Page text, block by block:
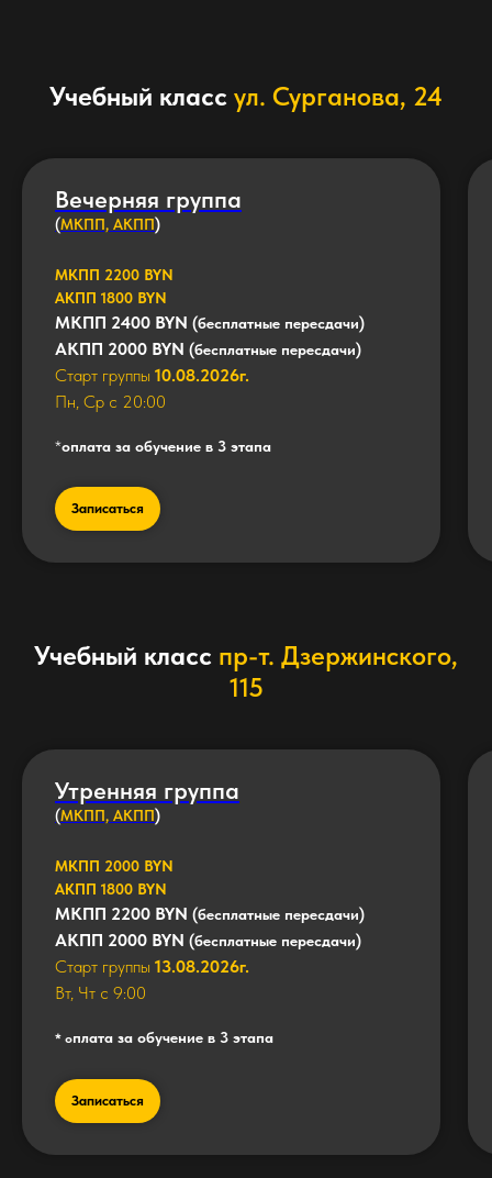
Учебный класс ул. Сурганова, 24
Вечерняя группа
(МКПП, АКПП)
МКПП 2200 BYN
АКПП 1800 BYN
МКПП 2400 BYN (бесплатные пересдачи)
АКПП 2000 BYN (бесплатные пересдачи)
Старт группы 10.08.2026г.
Пн, Ср с 20:00
*оплата за обучение в 3 этапа
Записаться
Учебный класс пр-т. Дзержинского,
115
Утренняя группа
(МКПП, АКПП)
МКПП 2000 BYN
АКПП 1800 BYN
МКПП 2200 BYN (бесплатные пересдачи)
АКПП 2000 BYN (бесплатные пересдачи)
Старт группы 13.08.2026г.
Вт, Чт с 9:00
* оплата за обучение в 3 этапа
Записаться